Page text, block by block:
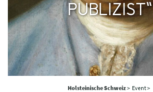
PUBLIZIST“
Holsteinische Schweiz> Event >